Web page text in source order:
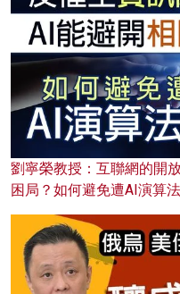
劉寧榮教授：互聯網的開
困局？如何避免遭AI演算